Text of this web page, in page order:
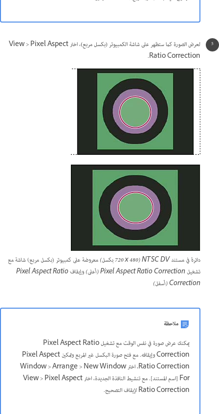
لعرض الصورة كما ستظهر على شاشة الكمبيوتر (بكسل مربع)، اختر View > Pixel Aspect
Ratio Correction.
دائرة في مستند NTSC DV (720 x 480 بكسل) معروضة على كمبيوتر (بكسل مربع) شاشة مع
تشغيل Pixel Aspect Ratio Correction (أعلى) وإيقاف Pixel Aspect Ratio
Correction (أسفل)
ملاحظة
يمكنك عرض صورة في نفس الوقت مع تشغيل Pixel Aspect Ratio
Correction وإيقافه. مع فتح صورة البكسل غير المربع وتمكين Pixel Aspect
Ratio Correction، اختر Window > Arrange > New Window
For [اسم المستند]. مع تنشيط النافذة الجديدة، اختر View > Pixel Aspect
Ratio Correction لإيقاف التصحيح.